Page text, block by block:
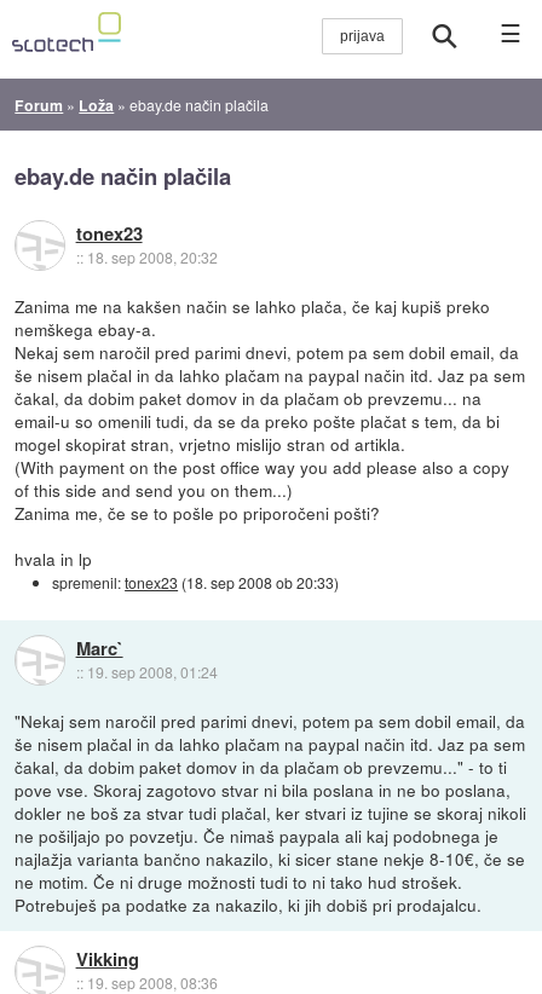
☰
Forum » Loža »ebay.de način plačila
ebay.de način plačila
tonex23
:: 18. sep 2008, 20:32
Zanima me na kakšen način se lahko plača, če kaj kupiš preko
nemškega ebay-a.
Nekaj sem naročil pred parimi dnevi, potem pa sem dobil email, da
še nisem plačal in da lahko plačam na paypal način itd. Jaz pa sem
čakal, da dobim paket domov in da plačam ob prevzemu... na
email-u so omenili tudi, da se da preko pošte plačat s tem, da bi
mogel skopirat stran, vrjetno mislijo stran od artikla.
(With payment on the post office way you add please also a copy
of this side and send you on them...)
Zanima me, če se to pošle po priporočeni pošti?
hvala in lp
spremenil:tonex23 (18. sep 2008 ob 20:33)
Marc`
:: 19. sep 2008, 01:24
"Nekaj sem naročil pred parimi dnevi, potem pa sem dobil email, da
še nisem plačal in da lahko plačam na paypal način itd. Jaz pa sem
čakal, da dobim paket domov in da plačam ob prevzemu..." - to ti
pove vse. Skoraj zagotovo stvar ni bila poslana in ne bo poslana,
dokler ne boš za stvar tudi plačal, ker stvari iz tujine se skoraj nikoli
ne pošiljajo po povzetju. Če nimaš paypala ali kaj podobnega je
najlažja varianta bančno nakazilo, ki sicer stane nekje 8-10€, če se
ne motim. Če ni druge možnosti tudi to ni tako hud strošek.
Potrebuješ pa podatke za nakazilo, ki jih dobiš pri prodajalcu.
Vikking
:: 19. sep 2008, 08:36